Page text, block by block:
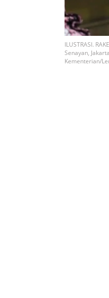
ILUSTRASI.
Senayan,
Kementerian/